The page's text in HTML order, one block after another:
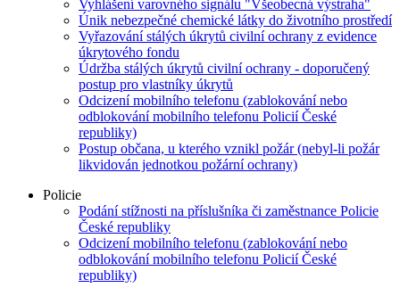
Vyhlášení varovného signálu "Všeobecná výstraha"
Únik nebezpečné chemické látky do životního prostředí
Vyřazování stálých úkrytů civilní ochrany z evidence
úkrytového fondu
Údržba stálých úkrytů civilní ochrany - doporučený
postup pro vlastníky úkrytů
Odcizení mobilního telefonu (zablokování nebo
odblokování mobilního telefonu Policií České
republiky)
Postup občana, u kterého vznikl požár (nebyl-li požár
likvidován jednotkou požární ochrany)
Policie
Podání stížnosti na příslušníka či zaměstnance Policie
České republiky
Odcizení mobilního telefonu (zablokování nebo
odblokování mobilního telefonu Policií České
republiky)